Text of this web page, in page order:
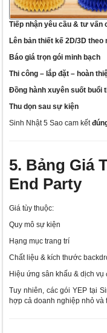
Tiếp nhận yêu cầu & tư vấn
Lên bản thiết kế 2D/3D theo
Báo giá trọn gói minh bạch
Thi công – lắp đặt – hoàn
Đồng hành xuyên suốt buổi
Thu dọn sau sự kiện
Sinh Nhật 5 Sao cam kết
5. Bảng Giá
End Party
Giá tùy thuộc:
Quy mô sự kiện
Hạng mục trang trí
Chất liệu & kích thước
Hiệu ứng sân khấu & dịch vụ
Tuy nhiên, các gói YEP tại
hợp cả doanh nghiệp nhỏ và